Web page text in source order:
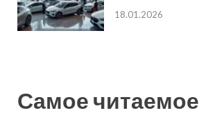
18.01.2026
Самое читаемое